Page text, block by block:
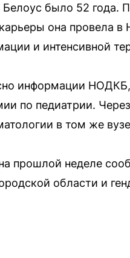
было 52 года.
она провела в
и интенсивной
информации
по педиатрии.
в том же
прошлой неделе
области и